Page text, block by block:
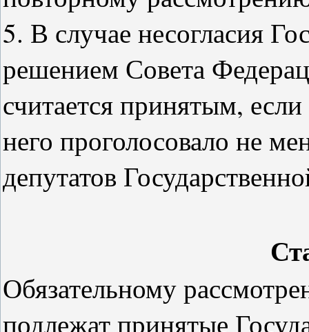
5. В случае несогласия
решением Совета
считается принятым,
него проголосовало не
депутатов
Обязательному
подлежат принятые